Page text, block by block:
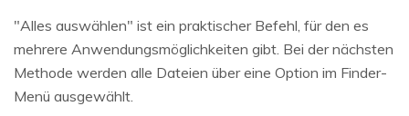
"Alles auswählen" ist ein praktischer Befehl, für den es
mehrere Anwendungsmöglichkeiten gibt. Bei der nächsten
Methode werden alle Dateien über eine Option im Finder-
Menü ausgewählt.